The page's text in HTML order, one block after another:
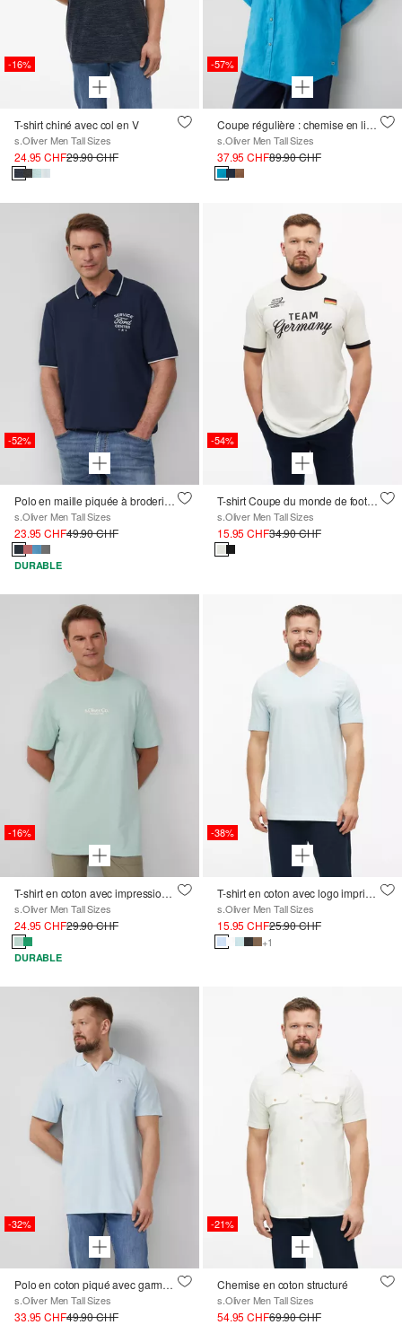
-16%
T-shirt chiné avec col en V
s.Oliver Men Tall Sizes
24.95 CHF29.90 CHF
-57%
Coupe régulière : chemise en lin à manches longues
s.Oliver Men Tall Sizes
37.95 CHF89.90 CHF
-52%
Polo en maille piquée à broderie et motif Ford®
s.Oliver Men Tall Sizes
23.95 CHF49.90 CHF
DURABLE
-54%
T-shirt Coupe du monde de football
s.Oliver Men Tall Sizes
15.95 CHF34.90 CHF
-16%
T-shirt en coton avec impression du logo
s.Oliver Men Tall Sizes
24.95 CHF29.90 CHF
DURABLE
-38%
T-shirt en coton avec logo imprimé et col en V
s.Oliver Men Tall Sizes
15.95 CHF25.90 CHF
+1
-32%
Polo en coton piqué avec garment dye
s.Oliver Men Tall Sizes
33.95 CHF49.90 CHF
-21%
Chemise en coton structuré
s.Oliver Men Tall Sizes
54.95 CHF69.90 CHF